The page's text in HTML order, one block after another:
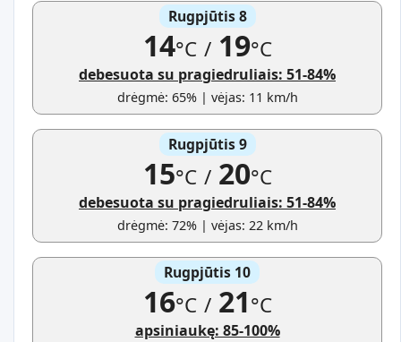
Rugpjūtis 8
14°C /19°C
debesuota su pragiedruliais: 51-84%
drėgmė: 65% | vėjas: 11 km/h
Rugpjūtis 9
15°C /20°C
debesuota su pragiedruliais: 51-84%
drėgmė: 72% | vėjas: 22 km/h
Rugpjūtis 10
16°C /21°C
apsiniaukę: 85-100%